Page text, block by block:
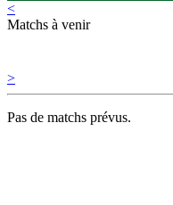
<
Matchs à venir
>
Pas de matchs prévus.